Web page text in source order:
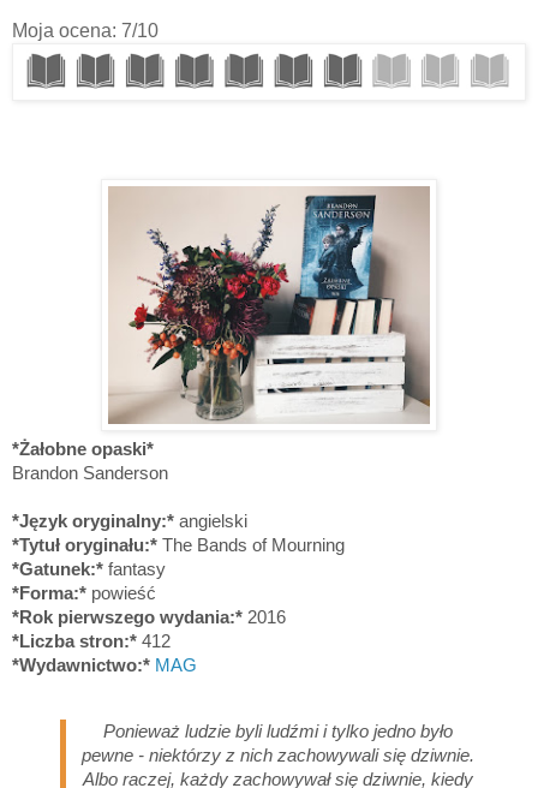
Moja ocena: 7/10
*Żałobne opaski*
Brandon Sanderson
*Język oryginalny:* angielski
*Tytuł oryginału:* The Bands of Mourning
*Gatunek:* fantasy
*Forma:* powieść
*Rok pierwszego wydania:* 2016
*Liczba stron:* 412
*Wydawnictwo:* MAG
Ponieważ ludzie byli ludźmi i tylko jedno było
pewne - niektórzy z nich zachowywali się dziwnie.
Albo raczej, każdy zachowywał się dziwnie, kiedy